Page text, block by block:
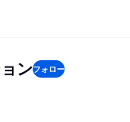
ンフォロー